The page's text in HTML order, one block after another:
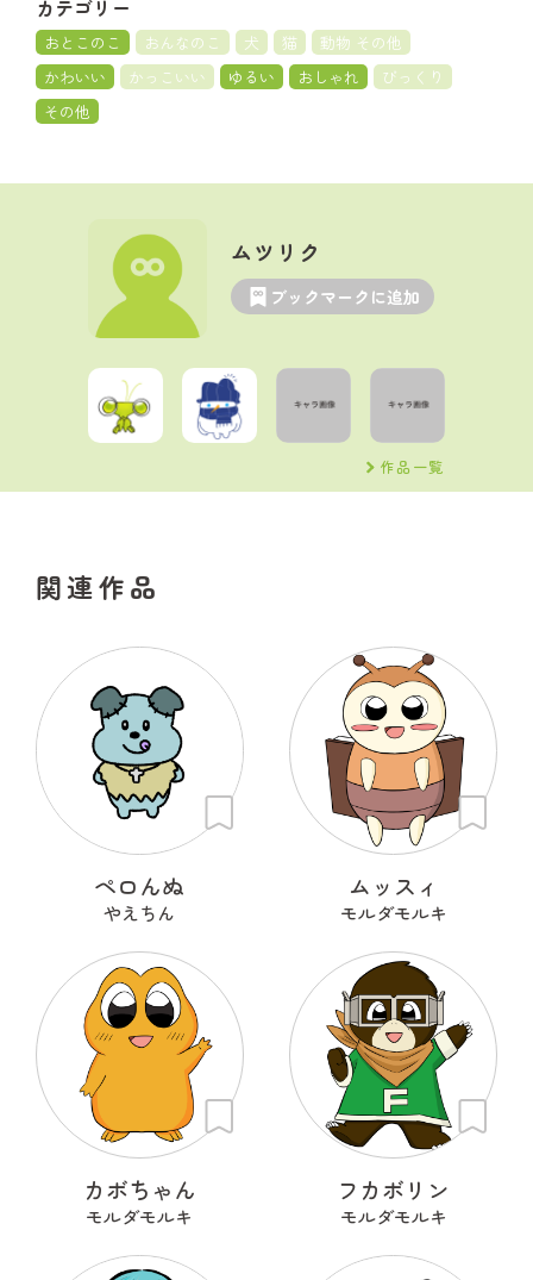
カテゴリー
おとこのこ おんなのこ 犬 猫
動物 その他
かわいい
かっこいい ゆるい おしゃれ
びっくり
その他
ムツリク
ブックマークに追加
作品一覧
関連作品
ペロんぬ
やえちん
ムッスィ
モルダモルキ
カボちゃん
モルダモルキ
フカボリン
モルダモルキ